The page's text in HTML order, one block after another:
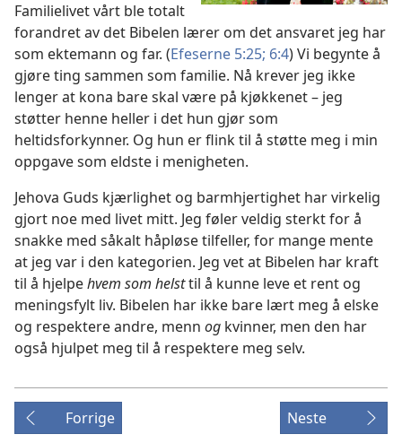
Familielivet vårt ble totalt
forandret av det Bibelen lærer om det ansvaret jeg har
som ektemann og far. (Efeserne 5:25; 6:4) Vi begynte å
gjøre ting sammen som familie. Nå krever jeg ikke
lenger at kona bare skal være på kjøkkenet – jeg
støtter henne heller i det hun gjør som
heltidsforkynner. Og hun er flink til å støtte meg i min
oppgave som eldste i menigheten.
Jehova Guds kjærlighet og barmhjertighet har virkelig
gjort noe med livet mitt. Jeg føler veldig sterkt for å
snakke med såkalt håpløse tilfeller, for mange mente
at jeg var i den kategorien. Jeg vet at Bibelen har kraft
til å hjelpehvem som helsttil å kunne leve et rent og
meningsfylt liv. Bibelen har ikke bare lært meg å elske
og respektere andre, menn og kvinner, men den har
også hjulpet meg til å respektere meg selv.
Forrige Neste